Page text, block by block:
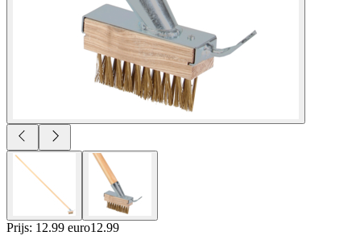
Prijs: 12.99 euro12.99